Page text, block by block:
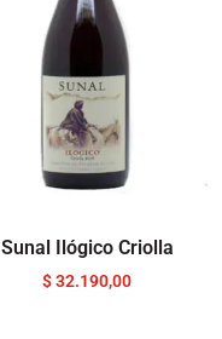
Sunal Ilógico Criolla
$32.190,00